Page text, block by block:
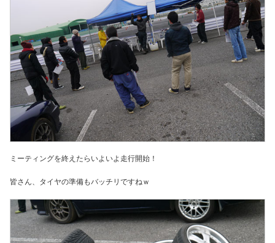
ミーティングを終えたらいよいよ走行開始！
皆さん、タイヤの準備もバッチリですねｗ